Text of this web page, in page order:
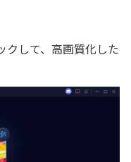
クして、高画質化した